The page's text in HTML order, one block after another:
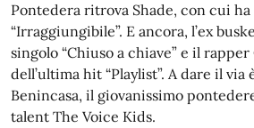
Pontedera ritrova Shade, con cui
“Irraggiungibile”. E ancora, l’ex
singolo “Chiuso a chiave” e il rapper
dell’ultima hit “Playlist”. A dare il via
Benincasa, il giovanissimo
talent The Voice Kids.